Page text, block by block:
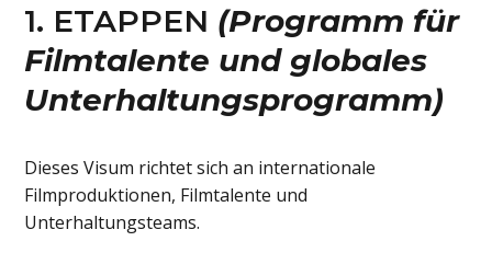
1. ETAPPEN (Programm für
Filmtalente und globales
Unterhaltungsprogramm)
Dieses Visum richtet sich an internationale
Filmproduktionen, Filmtalente und
Unterhaltungsteams.